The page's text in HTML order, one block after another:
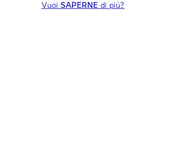
Vuoi SAPERNE di più?